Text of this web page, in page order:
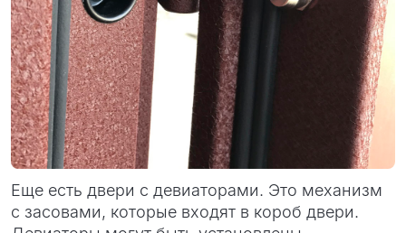
Еще есть двери с девиаторами. Это механизм
с засовами, которые входят в короб двери.